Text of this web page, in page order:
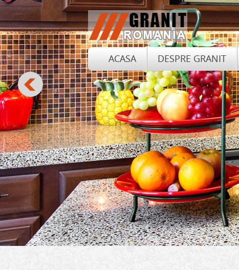
ACASA DESPRE GRANIT